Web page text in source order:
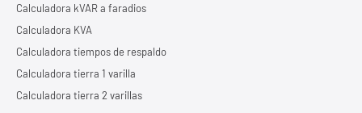
Calculadora kVAR a faradios
Calculadora KVA
Calculadora tiempos de respaldo
Calculadora tierra 1 varilla
Calculadora tierra 2 varillas